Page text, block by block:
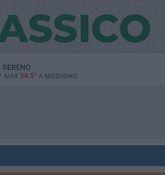
MAX 34.5° A MODUGNO